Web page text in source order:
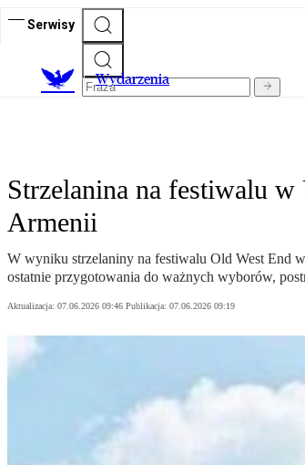
Serwisy
Wydarzenia
Strzelanina na festiwalu
Armenii
W wyniku strzelaniny na festiwalu Old West End
ostatnie przygotowania do ważnych wyborów,
Aktualizacja: 07.06.2026 09:46 Publikacja: 07.06.2026 09:19